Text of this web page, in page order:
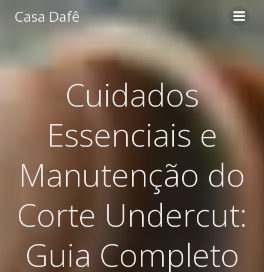
para
conteúdo
Casa Dafê
Cuidados
Essenciais e
Manutenção do
Corte Undercut:
Guia Completo